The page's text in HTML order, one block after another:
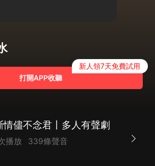
打開APP收聽
新人領7天免費試用
情儘不念君丨多人有聲劇
播放 339條聲音